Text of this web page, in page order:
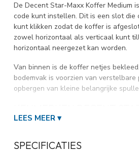
De Decent Star-Maxx Koffer Medium
code kunt instellen. Dit is een slot
kunt klikken zodat de koffer is
zowel horizontaal als verticaal kunt
horizontaal neergezet kan worden.
Van binnen is de koffer netjes
bodemvak is voorzien van
opbergen van kleine belangrijke
LITER
Type
LEES MEER ▾
SPECIFICATIES